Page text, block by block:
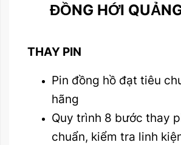
ĐỒNG HỚI
THAY PIN
Pin đồng hồ đạt tiêu
hãng
Quy trình 8 bước thay
chuẩn, kiểm tra linh